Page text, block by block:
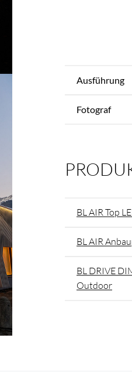
Ausführung
Fotograf
BL AIR Top
BL AIR
BL DRIVE
Outdoor